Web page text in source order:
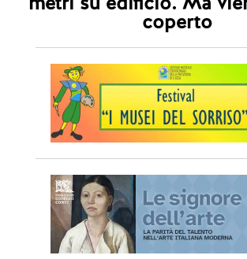
coperto